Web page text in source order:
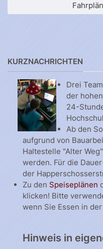
KURZNACHRICHTEN
Drei
der
24-
Ab den
aufgrund von
Haltestelle "Alter
werden. Für die
der
Zu den Speiseplänen
klicken! Bitte
wenn Sie Essen in
Hinweis in